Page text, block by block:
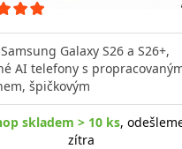
Galaxy S26 a S26+,
AI telefony s
špičkovým
skladem > 10 ks,
zítra